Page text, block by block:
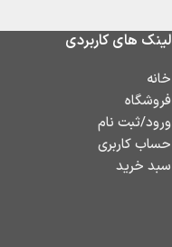
لینک های کاربردی
خانه
فروشگاه
ورود/ثبت نام
حساب کاربری
سبد خرید